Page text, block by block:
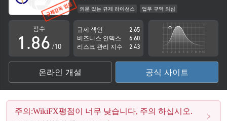
의문 있는 규제 라이선스
업무 구역 의심
잠재적 위험성이 높음
점수
0
1
2
3
4
.
7
8
9
5
6
7
8
9
/10
규제 색인
2.65
비즈니스 인덱스
6.60
리스크 관리 지수
2.43
온라인 개설 공식 사이트
주의:WikiFX평점이 너무 낮습니다, 주의 하십시오.